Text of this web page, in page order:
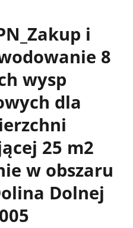
i
8
wysp
dla
25 m2
w obszaru
Dolnej